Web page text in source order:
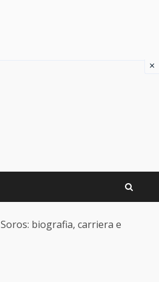
biografia, carriera e
×